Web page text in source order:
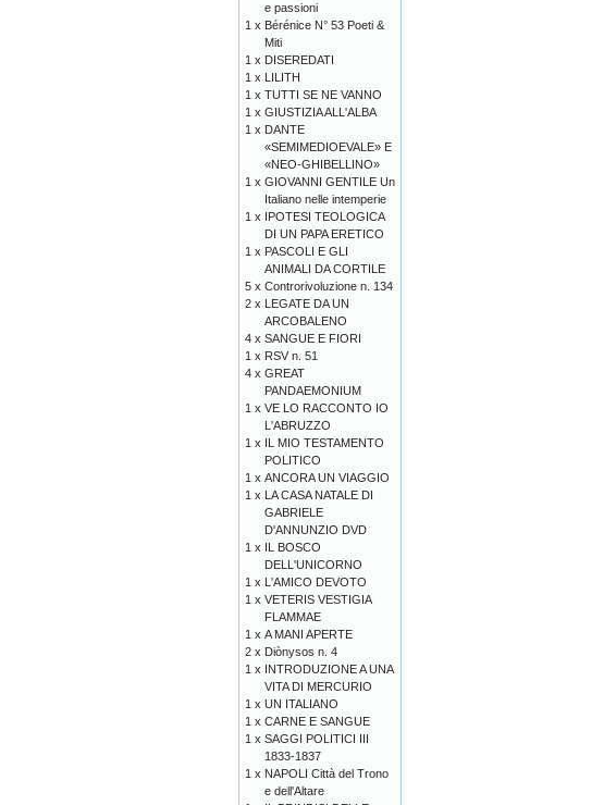
e passioni
1 x Bérénice N° 53 Poeti &
Miti
1 x DISEREDATI
1 x LILITH
1 x TUTTI SE NE VANNO
1 x GIUSTIZIA ALL'ALBA
1 x DANTE
«SEMIMEDIOEVALE» E
«NEO-GHIBELLINO»
1 x GIOVANNI GENTILE Un
Italiano nelle intemperie
1 x IPOTESI TEOLOGICA
DI UN PAPA ERETICO
1 x PASCOLI E GLI
ANIMALI DA CORTILE
5 x Controrivoluzione n. 134
2 x LEGATE DA UN
ARCOBALENO
4 x SANGUE E FIORI
1 x RSV n. 51
4 x GREAT
PANDAEMONIUM
1 x VE LO RACCONTO IO
L'ABRUZZO
1 x IL MIO TESTAMENTO
POLITICO
1 x ANCORA UN VIAGGIO
1 x LA CASA NATALE DI
GABRIELE
D'ANNUNZIO DVD
1 x IL BOSCO
DELL'UNICORNO
1 x L'AMICO DEVOTO
1 x VETERIS VESTIGIA
FLAMMAE
1 x A MANI APERTE
2 x Diònysos n. 4
1 x INTRODUZIONE A UNA
VITA DI MERCURIO
1 x UN ITALIANO
1 x CARNE E SANGUE
1 x SAGGI POLITICI III
1833-1837
1 x NAPOLI Città del Trono
e dell'Altare